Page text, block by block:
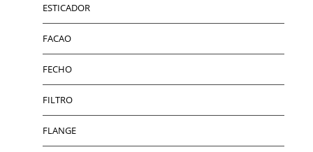
ESTICADOR
FACAO
FECHO
FILTRO
FLANGE